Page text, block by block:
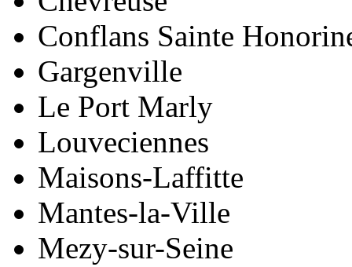
Conflans Sainte
Gargenville
Le Port Marly
Louveciennes
Maisons-Laffitte
Mantes-la-Ville
Mezy-sur-Seine